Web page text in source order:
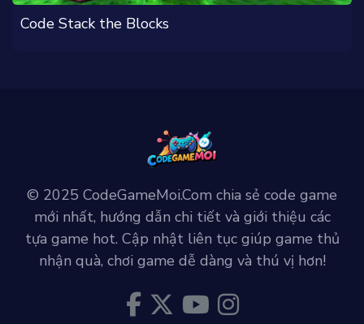
Code Stack the Blocks
© 2025 CodeGameMoi.Com chia sẻ code game
mới nhất, hướng dẫn chi tiết và giới thiệu các
tựa game hot. Cập nhật liên tục giúp game thủ
nhận quà, chơi game dễ dàng và thú vị hơn!